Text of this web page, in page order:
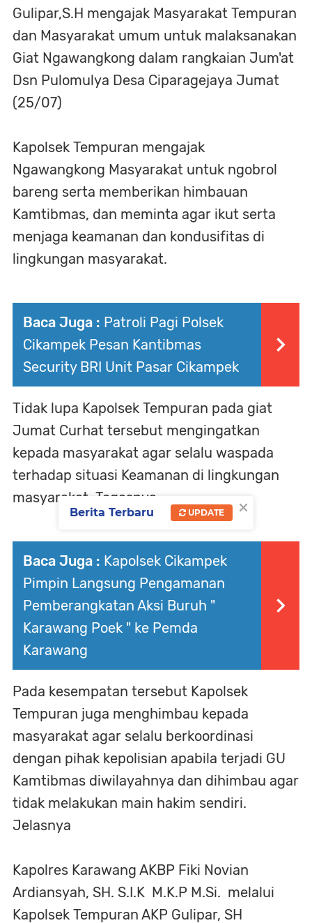
Gulipar,S.H mengajak Masyarakat Tempuran
dan Masyarakat umum untuk malaksanakan
Giat Ngawangkong dalam rangkaian Jum'at
Dsn Pulomulya Desa Ciparagejaya Jumat
(25/07)
Kapolsek Tempuran mengajak
Ngawangkong Masyarakat untuk ngobrol
bareng serta memberikan himbauan
Kamtibmas, dan meminta agar ikut serta
menjaga keamanan dan kondusifitas di
lingkungan masyarakat.
Baca Juga : Patroli Pagi Polsek
Cikampek Pesan Kantibmas
Security BRI Unit Pasar Cikampek
Tidak lupa Kapolsek Tempuran pada giat
Jumat Curhat tersebut mengingatkan
kepada masyarakat agar selalu waspada
terhadap situasi Keamanan di lingkungan
masyarakat. Tegasnya
Baca Juga : Kapolsek Cikampek
Pimpin Langsung Pengamanan
Pemberangkatan Aksi Buruh "
Karawang Poek " ke Pemda
Karawang
Pada kesempatan tersebut Kapolsek
Tempuran juga menghimbau kepada
masyarakat agar selalu berkoordinasi
dengan pihak kepolisian apabila terjadi GU
Kamtibmas diwilayahnya dan dihimbau agar
tidak melakukan main hakim sendiri.
Jelasnya
Kapolres Karawang AKBP Fiki Novian
Ardiansyah, SH. S.I.K M.K.P M.Si. melalui
Kapolsek Tempuran AKP Gulipar, SH
×
Berita Terbaru UPDATE